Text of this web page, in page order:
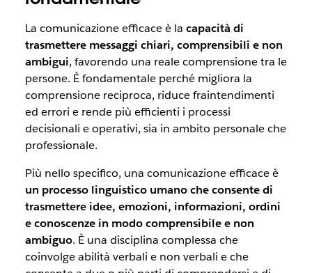
La comunicazione efficace è la capacità di
trasmettere messaggi chiari, comprensibili e non
ambigui, favorendo una reale comprensione tra le
persone. È fondamentale perché migliora la
comprensione reciproca, riduce fraintendimenti
ed errori e rende più efficienti i processi
decisionali e operativi, sia in ambito personale che
professionale.
Più nello specifico, una comunicazione efficace è
un processo linguistico umano che consente di
trasmettere idee, emozioni, informazioni, ordini
e conoscenze in modo comprensibile e non
ambiguo. È una disciplina complessa che
coinvolge abilità verbali e non verbali e che